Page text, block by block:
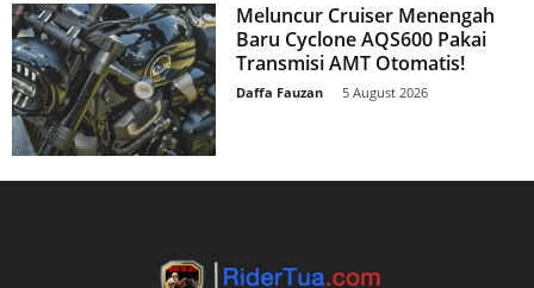
Meluncur Cruiser Menengah
Baru Cyclone AQS600 Pakai
Transmisi AMT Otomatis!
Daffa Fauzan 5 August 2026